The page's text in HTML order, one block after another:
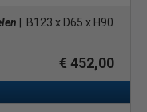
| B123 x D65 x H90
€ 452,00